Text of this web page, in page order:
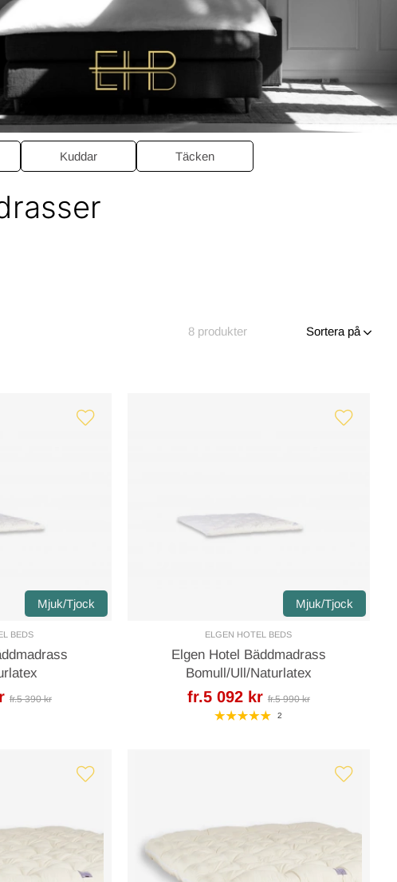
Kuddar Täcken
8 produkter Sortera på
Mjuk/Tjock
BEDS
fr.5 390 kr
Mjuk/Tjock
ELGEN HOTEL BEDS
Elgen Hotel Bäddmadrass
Bomull/Ull/Naturlatex
fr.5 092 kr fr.5 990 kr
2